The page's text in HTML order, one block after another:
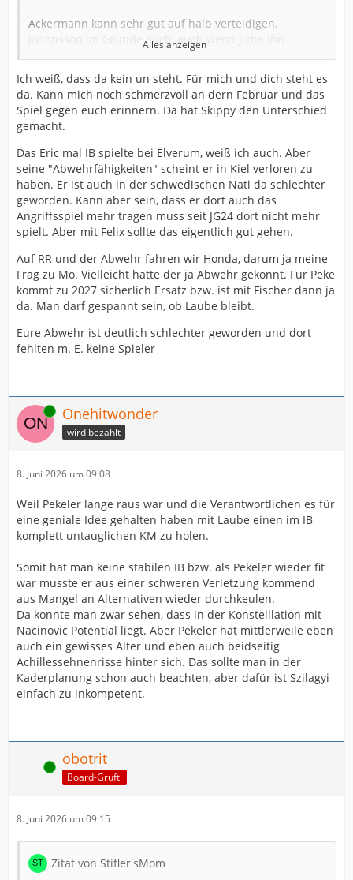
Ackermann kann sehr gut auf halb verteidigen.
Johansson im Grunde auch, auch wenn Jicha ihn
systematisch auf außen geparkt hat und ihn nie hat
verteidigen lassen. In Elverum hat Johnsson sogar
Mittelblock gespielt.
Damit hat man mit Köster, Ankermann und Johansson
+Dule auf Halb in der Abwehr.
Im IB hat man halt diese völlig sinnfreie Verpflichtung
von Laube. Deswegen fehlt ein IB Spieler. Käme Fischer
schon ein Jahr früher würde die Situation schon anders
aussehen. Ab 2027 hat man dann mit Nacinovic, Pekeler
(oder Ersatz), Fischer +Köster als Optionen. Im IB. Das
Problematisch ist da schon eher, dass weder Madsen
noch Reinkind richtig gute Verteidiger sind
Alles anzeigen
Ich weiß, dass da kein un steht. Für mich und dich steht es
da. Kann mich noch schmerzvoll an dern Februar und das
Spiel gegen euch erinnern. Da hat Skippy den Unterschied
gemacht.
Das Eric mal IB spielte bei Elverum, weiß ich auch. Aber
seine "Abwehrfähigkeiten" scheint er in Kiel verloren zu
haben. Er ist auch in der schwedischen Nati da schlechter
geworden. Kann aber sein, dass er dort auch das
Angriffsspiel mehr tragen muss seit JG24 dort nicht mehr
spielt. Aber mit Felix sollte das eigentlich gut gehen.
Auf RR und der Abwehr fahren wir Honda, darum ja meine
Frag zu Mo. Vielleicht hätte der ja Abwehr gekonnt. Für Peke
kommt zu 2027 sicherlich Ersatz bzw. ist mit Fischer dann ja
da. Man darf gespannt sein, ob Laube bleibt.
Eure Abwehr ist deutlich schlechter geworden und dort
fehlten m. E. keine Spieler
Online Onehitwonder
wird bezahlt
8. Juni 2026 um 09:08
Weil Pekeler lange raus war und die Verantwortlichen es für
eine geniale Idee gehalten haben mit Laube einen im IB
komplett untauglichen KM zu holen.
Somit hat man keine stabilen IB bzw. als Pekeler wieder fit
war musste er aus einer schweren Verletzung kommend
aus Mangel an Alternativen wieder durchkeulen.
Da konnte man zwar sehen, dass in der Konstelllation mit
Nacinovic Potential liegt. Aber Pekeler hat mittlerweile eben
auch ein gewisses Alter und eben auch beidseitig
Achillessehnenrisse hinter sich. Das sollte man in der
Kaderplanung schon auch beachten, aber dafür ist Szilagyi
einfach zu inkompetent.
Online obotrit
Board-Grufti
8. Juni 2026 um 09:15
Zitat von Stifler'sMom